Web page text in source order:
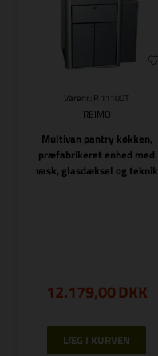
Varenr.: R 11100T
REIMO
Multivan pantry køkken,
præfabrikeret enhed med
vask, glasdæksel og teknik
12.179,00DKK